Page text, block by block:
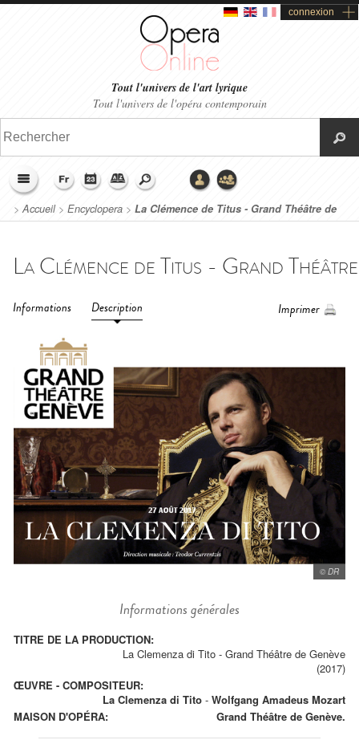
connexion
Tout l'univers de l'art lyrique
Tout l'univers de l'opéra contemporain
>Accueil> Encyclopera > La Clémence de Titus - Grand Théâtre de
Genève (2017)
Informations Description Imprimer
© DR
Informations générales
TITRE DE LA PRODUCTION:
La Clemenza di Tito - Grand Théâtre de Genève
(2017)
ŒUVRE - COMPOSITEUR:
La Clemenza di Tito - Wolfgang Amadeus Mozart
MAISON D'OPÉRA:
Grand Théâtre de Genève.